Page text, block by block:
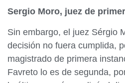
Sergio Moro, juez de
Sin embargo, el juez Sérgio
decisión no fuera cumplida,
magistrado de primera
Favreto lo es de segunda,